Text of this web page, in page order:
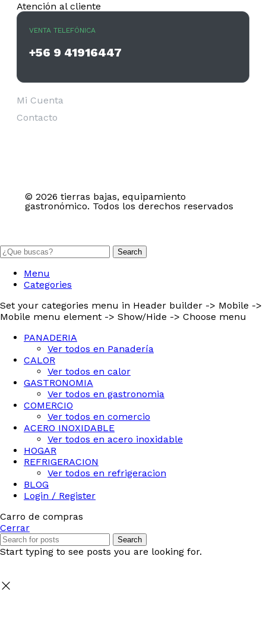
Atención al cliente
VENTA TELEFÓNICA
+56 9 41916447
Mi Cuenta
Contacto
© 2026 tierras bajas, equipamiento
gastronómico. Todos los derechos reservados
Search
Menu
Categories
Set your categories menu in Header builder -> Mobile ->
Mobile menu element -> Show/Hide -> Choose menu
PANADERIA
Ver todos en Panadería
CALOR
Ver todos en calor
GASTRONOMIA
Ver todos en gastronomia
COMERCIO
Ver todos en comercio
ACERO INOXIDABLE
Ver todos en acero inoxidable
HOGAR
REFRIGERACION
Ver todos en refrigeracion
BLOG
Login / Register
Carro de compras
Cerrar
Search
Start typing to see posts you are looking for.